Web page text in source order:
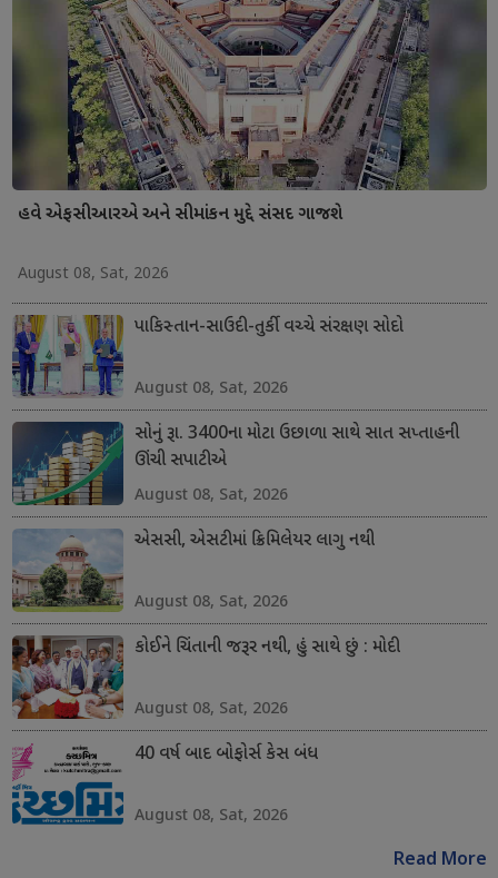
હવે એફસીઆરએ અને સીમાંકન મુદ્દે સંસદ ગાજશે
August 08, Sat, 2026
પાકિસ્તાન-સાઉદી-તુર્કી વચ્ચે સંરક્ષણ સોદો
August 08, Sat, 2026
સોનું રૂા. 3400ના મોટા ઉછાળા સાથે સાત સપ્તાહની
ઊંચી સપાટીએ
August 08, Sat, 2026
એસસી, એસટીમાં ક્રિમિલેયર લાગુ નથી
August 08, Sat, 2026
કોઈને ચિંતાની જરૂર નથી, હું સાથે છું : મોદી
August 08, Sat, 2026
40 વર્ષ બાદ બોફોર્સ કેસ બંધ
August 08, Sat, 2026
Read More